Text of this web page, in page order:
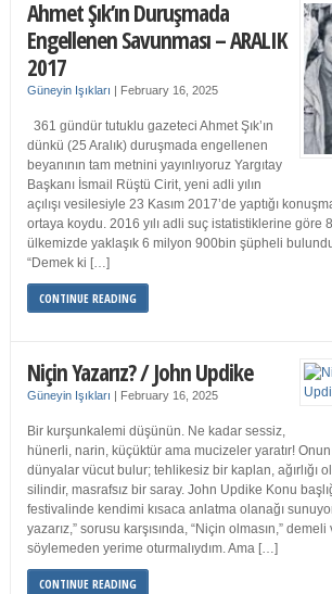
Ahmet Şık’ın Duruşmada
Engellenen Savunması – ARALIK
2017
Güneyin Işıkları | February 16, 2025
361 gündür tutuklu gazeteci Ahmet Şık’ın
dünkü (25 Aralık) duruşmada engellenen
beyanının tam metnini yayınlıyoruz Yargıtay
Başkanı İsmail Rüştü Cirit, yeni adli yılın
açılışı vesilesiyle 23 Kasım 2017’de yaptığı
ortaya koydu. 2016 yılı adli suç istatistiklerine göre
ülkemizde yaklaşık 6 milyon 900bin şüpheli
“Demek ki […]
CONTINUE READING
Niçin Yazarız? / John Updike
Güneyin Işıkları | February 16, 2025
Bir kurşunkalemi düşünün. Ne kadar sessiz,
hünerli, narin, küçüktür ama mucizeler yaratır!
dünyalar vücut bulur; tehlikesiz bir kaplan, ağırlığı
silindir, masrafsız bir saray. John Updike Konu
festivalinde kendimi kısaca anlatma olanağı
yazarız,” sorusu karşısında, “Niçin olmasın,”
söylemeden yerime oturmalıydım. Ama […]
CONTINUE READING